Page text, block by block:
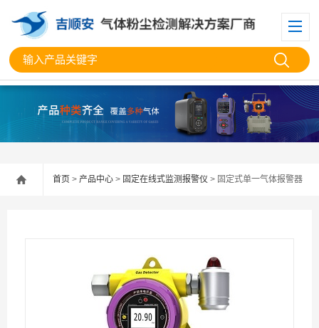
首页 > 产品中心 > 固定在线式监测报警仪 > 固定式单一气体报警器